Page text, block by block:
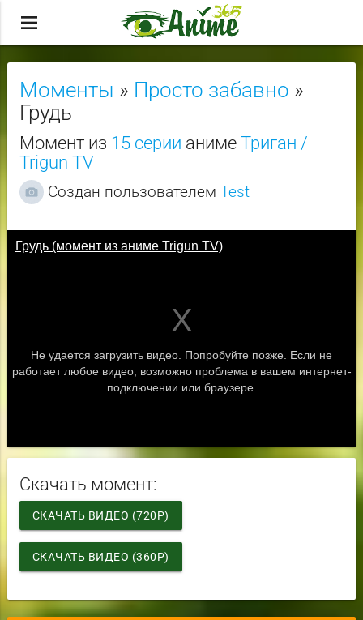
menu
Моменты » Просто забавно »
Грудь
Момент из 15 серии анимеТриган /
Trigun TV
Создан пользователем Test
Скачать момент:
СКАЧАТЬ ВИДЕО (720P)
СКАЧАТЬ ВИДЕО (360P)